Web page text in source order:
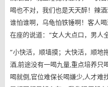
喝也不对，我们也是天天醉！辣
谁怕谁啊，乌龟怕铁锤啊！客人
在座的说道：“女人大点口，男人
”小快活，顺墙摸；大快活，顺地
酒,前途没有一喝九量,重点培养只
喝就倒,官位难保长喝嫌少,人才难